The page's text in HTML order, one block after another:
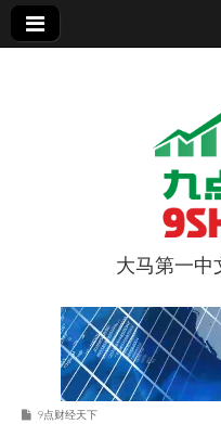
9点股票
大马第一中
9点财经天下